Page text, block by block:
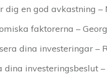
dig en god avkastning –
faktorerna –
dina investeringar –
investeringsbeslut